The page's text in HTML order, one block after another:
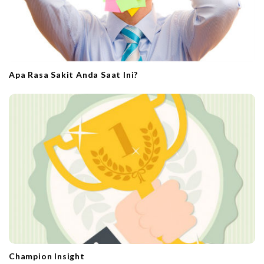
Apa Rasa Sakit Anda Saat Ini?
Champion Insight